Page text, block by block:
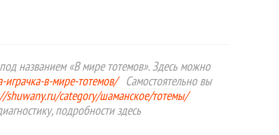
названием «В мире тотемов». Здесь можно
в-мире-тотемов/ Самостоятельно вы
shuwany.ru/category/шаманское/тотемы/
подробности здесь